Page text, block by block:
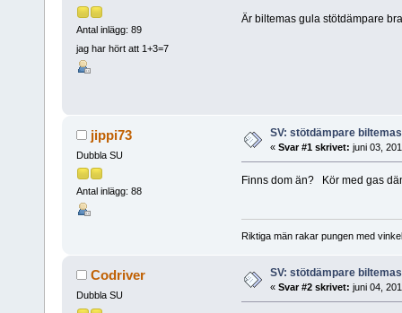
Antal inlägg: 89
jag har hört att 1+3=7
Är biltemas gula stötdämpare
jippi73
Dubbla SU
Antal inlägg: 88
SV: stötdämpare
« Svar #1 skrivet: juni 03,
Finns dom än? Kör med gas
Riktiga män rakar pungen med
Codriver
Dubbla SU
SV: stötdämpare
« Svar #2 skrivet: juni 04,